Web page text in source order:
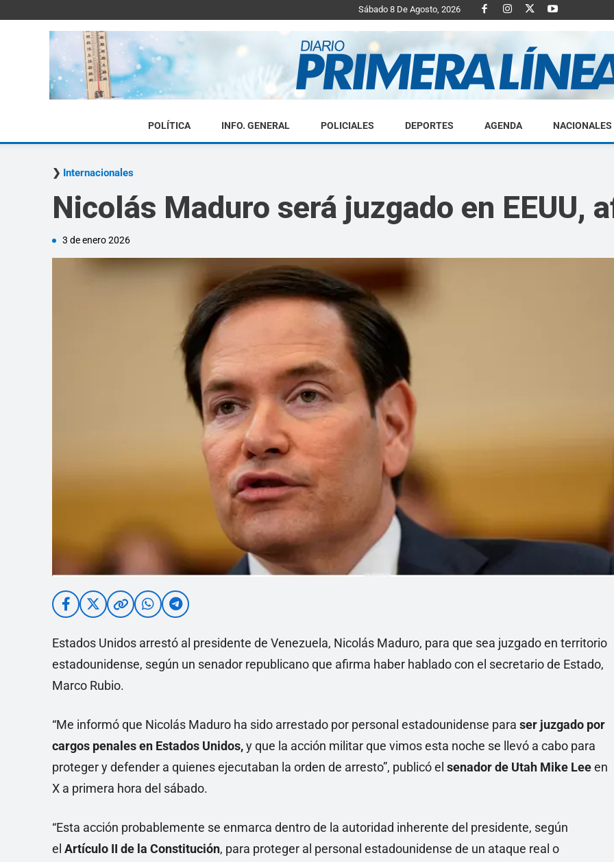
Sábado 8 De Agosto, 2026
Diario
POLÍTICA INFO. GENERAL POLICIALES DEPORTES AGENDA NACIONALES
Internacionales
Nicolás Maduro será juzgado en EEUU,
3 de enero 2026
Estados Unidos arrestó al presidente de Venezuela, Nicolás Maduro, para que sea juzgado en territorio
estadounidense, según un senador republicano que afirma haber hablado con el secretario de Estado,
Marco Rubio.
“Me informó que Nicolás Maduro ha sido arrestado por personal estadounidense para ser juzgado por
cargos penales en Estados Unidos,y que la acción militar que vimos esta noche se llevó a cabo para
proteger y defender a quienes ejecutaban la orden de arresto”, publicó el senador de Utah Mike Leeen
X a primera hora del sábado.
“Esta acción probablemente se enmarca dentro de la autoridad inherente del presidente, según
el Artículo II de la Constitución, para proteger al personal estadounidense de un ataque real o